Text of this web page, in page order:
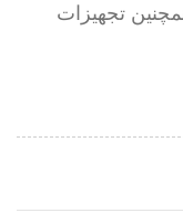
تجهیزات